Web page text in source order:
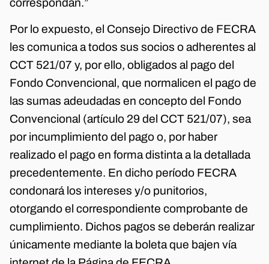
Por lo expuesto, el Consejo Directivo de FECRA
les comunica a todos sus socios o adherentes al
CCT 521/07 y, por ello, obligados al pago del
Fondo Convencional, que normalicen el pago de
las sumas adeudadas en concepto del Fondo
Convencional (artículo 29 del CCT 521/07), sea
por incumplimiento del pago o, por haber
realizado el pago en forma distinta a la detallada
precedentemente. En dicho período FECRA
condonará los intereses y/o punitorios,
otorgando el correspondiente comprobante de
cumplimiento. Dichos pagos se deberán realizar
únicamente mediante la boleta que bajen vía